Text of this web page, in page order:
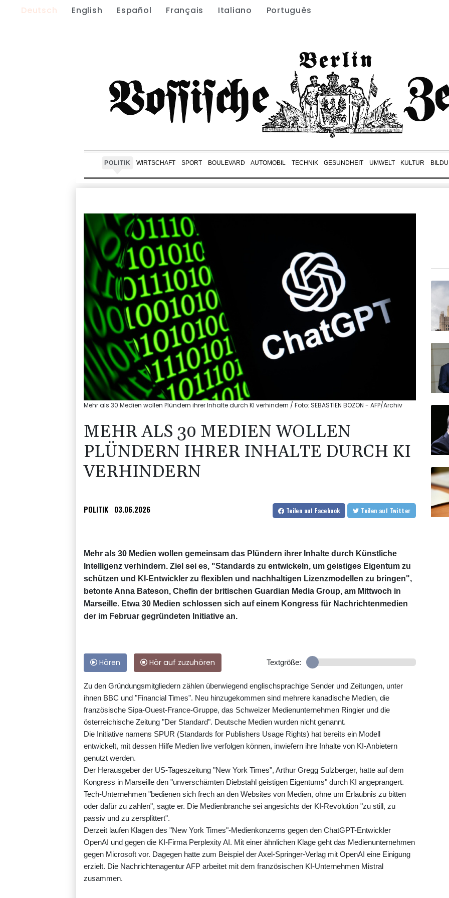
Deutsch English Español Français Italiano Português
POLITIK WIRTSCHAFT SPORT BOULEVARD AUTOMOBIL TECHNIK GESUNDHEIT UMWELT KULTUR
Mehr als 30 Medien wollen Plündern ihrer Inhalte durch KI verhindern / Foto: SEBASTIEN BOZON - AFP/Archiv
MEHR ALS 30 MEDIEN WOLLEN
PLÜNDERN IHRER INHALTE DURCH KI
VERHINDERN
POLITIK 03.06.2026 Teilen auf Facebook Teilen auf Twitter
Mehr als 30 Medien wollen gemeinsam das Plündern ihrer Inhalte durch Künstliche
Intelligenz verhindern. Ziel sei es, "Standards zu entwickeln, um geistiges Eigentum zu
schützen und KI-Entwickler zu flexiblen und nachhaltigen Lizenzmodellen zu bringen",
betonte Anna Bateson, Chefin der britischen Guardian Media Group, am Mittwoch in
Marseille. Etwa 30 Medien schlossen sich auf einem Kongress für Nachrichtenmedien
der im Februar gegründeten Initiative an.
Hören Hör auf zuzuhören Textgröße:
Zu den Gründungsmitgliedern zählen überwiegend englischsprachige Sender und Zeitungen, unter
ihnen BBC und "Financial Times". Neu hinzugekommen sind mehrere kanadische Medien, die
französische Sipa-Ouest-France-Gruppe, das Schweizer Medienunternehmen Ringier und die
österreichische Zeitung "Der Standard". Deutsche Medien wurden nicht genannt.
Die Initiative namens SPUR (Standards for Publishers Usage Rights) hat bereits ein Modell
entwickelt, mit dessen Hilfe Medien live verfolgen können, inwiefern ihre Inhalte von KI-Anbietern
genutzt werden.
Der Herausgeber der US-Tageszeitung "New York Times", Arthur Gregg Sulzberger, hatte auf dem
Kongress in Marseille den "unverschämten Diebstahl geistigen Eigentums" durch KI angeprangert.
Tech-Unternehmen "bedienen sich frech an den Websites von Medien, ohne um Erlaubnis zu bitten
oder dafür zu zahlen", sagte er. Die Medienbranche sei angesichts der KI-Revolution "zu still, zu
passiv und zu zersplittert".
Derzeit laufen Klagen des "New York Times"-Medienkonzerns gegen den ChatGPT-Entwickler
OpenAI und gegen die KI-Firma Perplexity AI. Mit einer ähnlichen Klage geht das Medienunternehmen
gegen Microsoft vor. Dagegen hatte zum Beispiel der Axel-Springer-Verlag mit OpenAI eine Einigung
erzielt. Die Nachrichtenagentur AFP arbeitet mit dem französischen KI-Unternehmen Mistral
zusammen.